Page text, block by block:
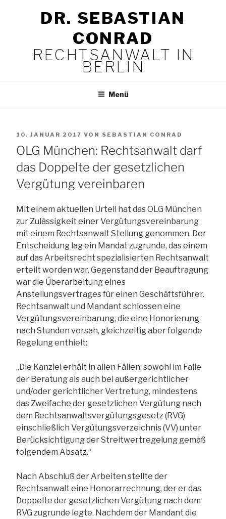
DR. SEBASTIAN
CONRAD
RECHTSANWALT IN
BERLIN
Menü
VERÖFFENTLICHT
AM
10. JANUAR 2017 VON SEBASTIAN CONRAD
OLG München: Rechtsanwalt darf
das Doppelte der gesetzlichen
Vergütung vereinbaren
Mit einem aktuellen Urteil hat das OLG München
zur Zulässigkeit einer Vergütungsvereinbarung
mit einem Rechtsanwalt Stellung genommen. Der
Entscheidung lag ein Mandat zugrunde, das einem
auf das Arbeitsrecht spezialisierten Rechtsanwalt
erteilt worden war. Gegenstand der Beauftragung
war die Überarbeitung eines
Anstellungsvertrages für einen Geschäftsführer.
Rechtsanwalt und Mandant schlossen eine
Vergütungsvereinbarung, die eine Honorierung
nach Stunden vorsah, gleichzeitig aber folgende
Regelung enthielt:
„Die Kanzlei erhält in allen Fällen, sowohl im Falle
der Beratung als auch bei außergerichtlicher
und/oder gerichtlicher Vertretung, mindestens
das Zweifache der gesetzlichen Vergütung nach
dem Rechtsanwaltsvergütungsgesetz (RVG)
einschließlich Vergütungsverzeichnis (VV) unter
Berücksichtigung der Streitwertregelung gemäß
folgendem Absatz.“
Nach Abschluß der Arbeiten stellte der
Rechtsanwalt eine Honorarrechnung, der er das
Doppelte der gesetzlichen Vergütung nach dem
RVG zugrunde legte. Nachdem der Mandant die